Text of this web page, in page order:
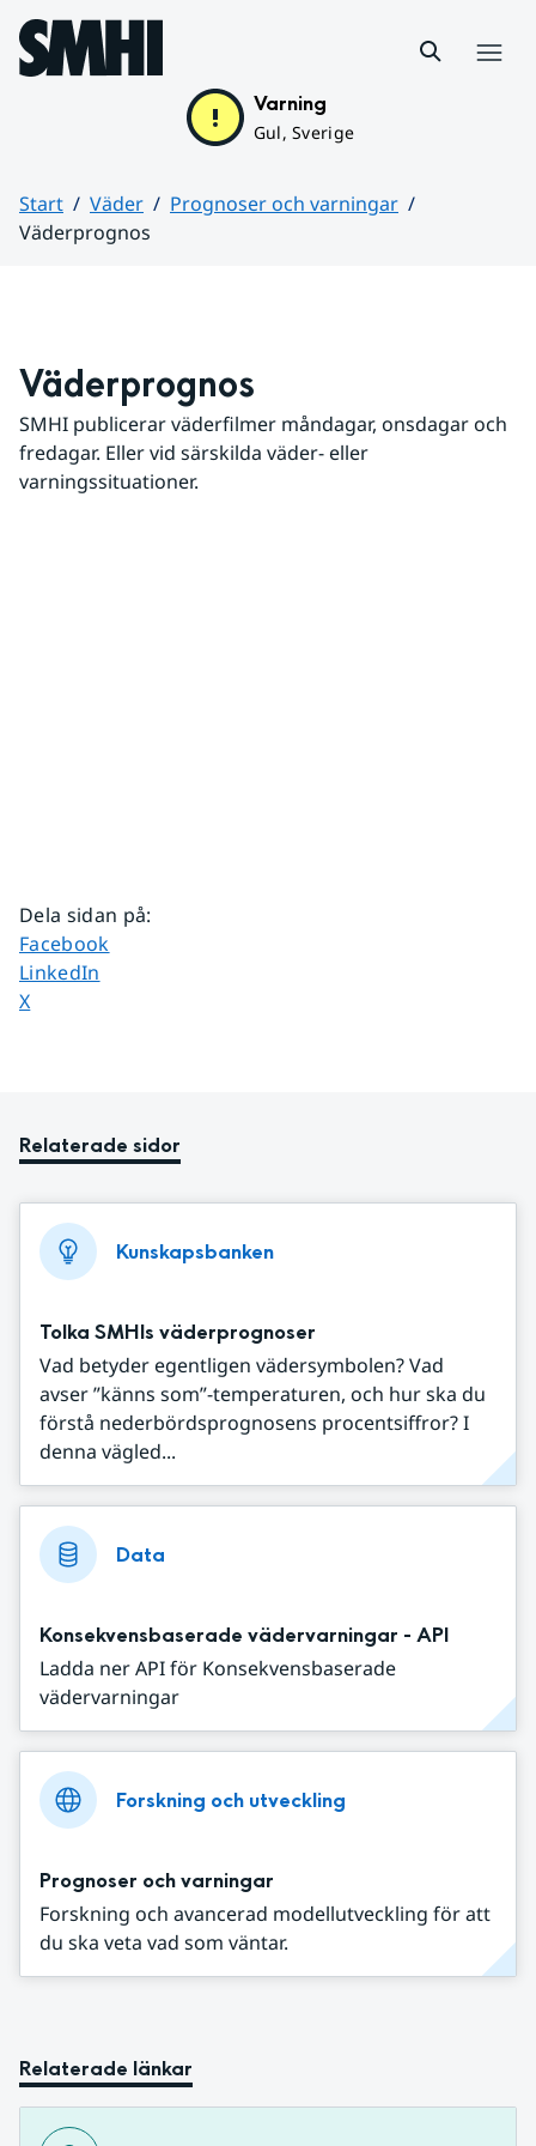
Hoppa till sidans innehåll
Varning
Gul, Sverige
Start Väder
Prognoser och varningar
Väderprognos
Väderprognos
SMHI publicerar väderfilmer måndagar, onsdagar och
fredagar. Eller vid särskilda väder- eller
varningssituationer.
Dela sidan på:
Dela sidan på
Facebook
Dela sidan på
LinkedIn
Dela sidan på
X
Relaterade sidor
Kunskapsbanken
Tolka SMHIs väderprognoser
Vad betyder egentligen vädersymbolen? Vad
avser ”känns som”-temperaturen, och hur ska du
förstå nederbördsprognosens procentsiffror? I
denna vägled...
Data
Konsekvensbaserade vädervarningar - API
Ladda ner API för Konsekvensbaserade
vädervarningar
Forskning och utveckling
Prognoser och varningar
Forskning och avancerad modellutveckling för att
du ska veta vad som väntar.
Relaterade länkar